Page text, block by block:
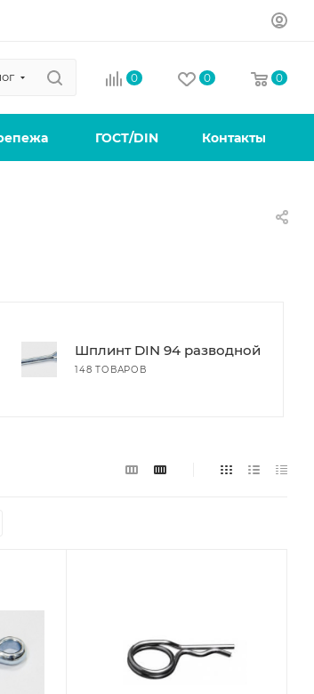
0 0 0
ГОСТ/DIN Контакты
Шплинт DIN 94 разводной
148 ТОВАРОВ